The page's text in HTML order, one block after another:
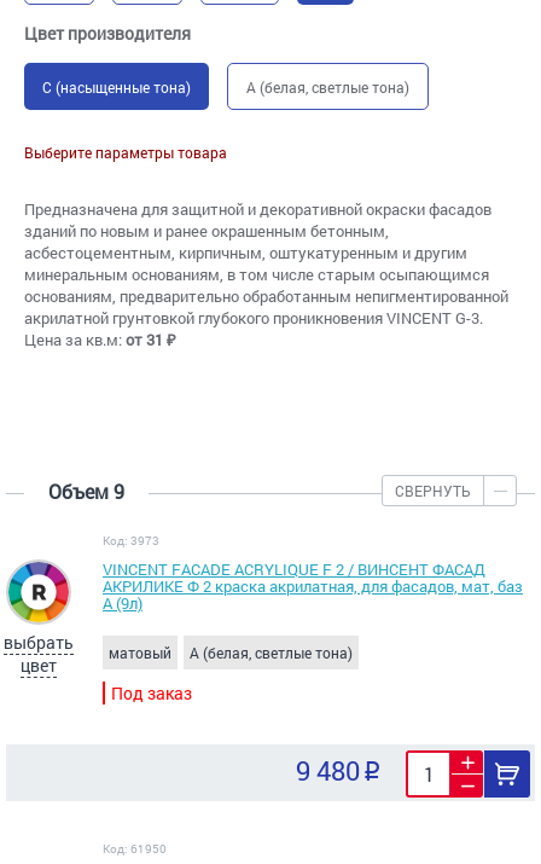
Цвет производителя
C (насыщенные тона) A (белая, светлые тона)
Выберите параметры товара
Предназначена для защитной и декоративной окраски фасадов
зданий по новым и ранее окрашенным бетонным,
асбестоцементным, кирпичным, оштукатуренным и другим
минеральным основаниям, в том числе старым осыпающимся
основаниям, предварительно обработанным непигментированной
акрилатной грунтовкой глубокого проникновения VINCENT G-3.
Цена за кв.м:от 31 ₽
Объем 9 СВЕРНУТЬ
выбрать
цвет
Код: 3973
VINCENT FACADE ACRYLIQUE F 2 / ВИНСЕНТ ФАСАД
АКРИЛИКЕ Ф 2 краска акрилатная, для фасадов, мат, баз
А (9л)
матовый A (белая, светлые тона)
Под заказ
9 480
Код: 61950